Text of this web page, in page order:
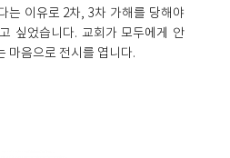
는 이유로 2차, 3차 가해를 당해야
싶었습니다. 교회가 모두에게 안
마음으로 전시를 엽니다.